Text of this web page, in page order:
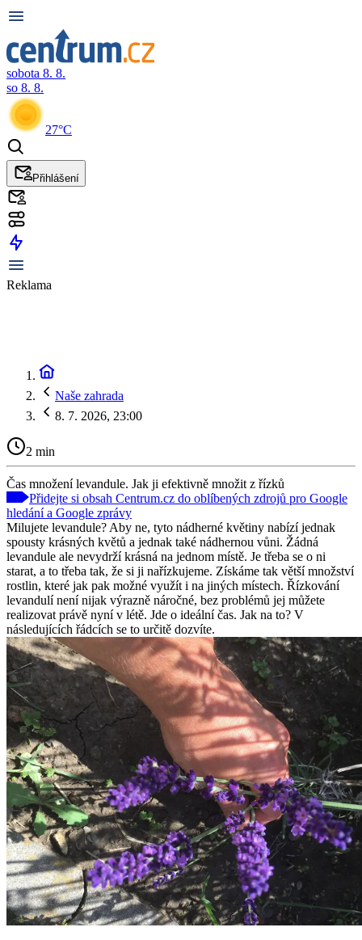
sobota 8. 8.
so 8. 8.
27°C
Přihlášení
Reklama
Naše zahrada
8. 7. 2026, 23:00
2 min
Čas množení levandule. Jak ji efektivně množit z řízků
Přidejte si obsah Centrum.cz do oblíbených zdrojů pro Google
hledání a Google zprávy
Milujete levandule? Aby ne, tyto nádherné květiny nabízí jednak
spousty krásných květů a jednak také nádhernou vůni. Žádná
levandule ale nevydrží krásná na jednom místě. Je třeba se o ni
starat, a to třeba tak, že si ji nařízkujeme. Získáme tak větší množství
rostlin, které jak pak možné využít i na jiných místech. Řízkování
levandulí není nijak výrazně náročné, bez problémů jej můžete
realizovat právě nyní v létě. Jde o ideální čas. Jak na to? V
následujících řádcích se to určitě dozvíte.